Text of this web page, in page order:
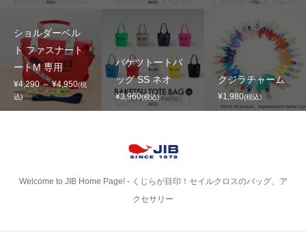
ショルダーベル
ト ファスナート
ートM 専用
¥4,290 ～ ¥4,950(税
込)
バケツトートバ
ッグ SS ネオ
¥3,960(税込)
クジラチャーム
¥1,980(税込)
Welcome to JIB Home Page! ‐ くじらが目印！セイルクロスのバッグ、ア
クセサリー